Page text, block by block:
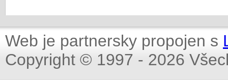
Web je partnersky propojen s
Copyright © 1997 - 2026